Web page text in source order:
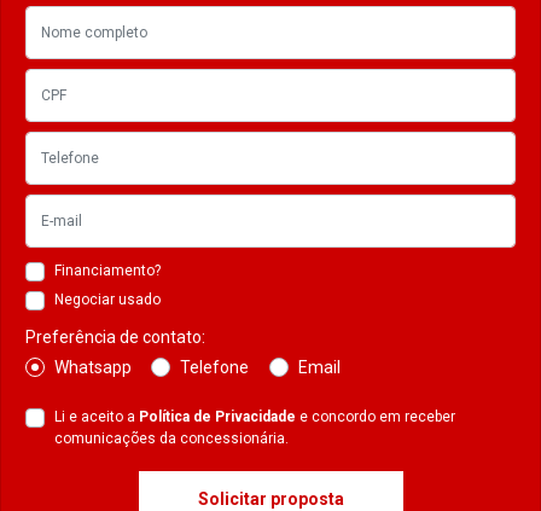
Financiamento?
Negociar usado
Preferência de contato:
Whatsapp
Telefone Email
Li e aceito a Política de Privacidade e concordo em receber
comunicações da concessionária.
Solicitar proposta